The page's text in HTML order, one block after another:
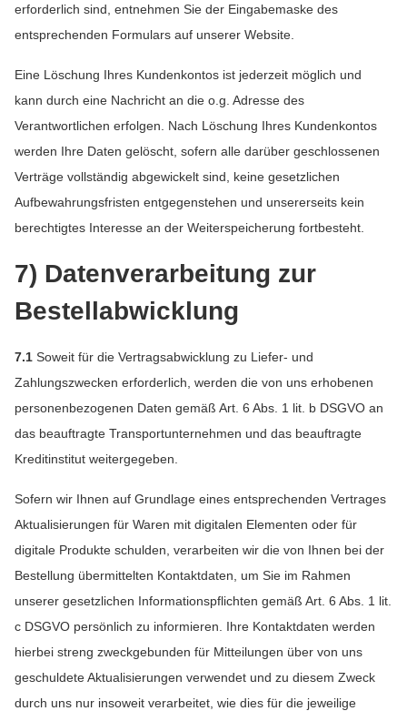
erforderlich sind, entnehmen Sie der Eingabemaske des
entsprechenden Formulars auf unserer Website.
Eine Löschung Ihres Kundenkontos ist jederzeit möglich und
kann durch eine Nachricht an die o.g. Adresse des
Verantwortlichen erfolgen. Nach Löschung Ihres Kundenkontos
werden Ihre Daten gelöscht, sofern alle darüber geschlossenen
Verträge vollständig abgewickelt sind, keine gesetzlichen
Aufbewahrungsfristen entgegenstehen und unsererseits kein
berechtigtes Interesse an der Weiterspeicherung fortbesteht.
7) Datenverarbeitung zur
Bestellabwicklung
7.1 Soweit für die Vertragsabwicklung zu Liefer- und
Zahlungszwecken erforderlich, werden die von uns erhobenen
personenbezogenen Daten gemäß Art. 6 Abs. 1 lit. b DSGVO an
das beauftragte Transportunternehmen und das beauftragte
Kreditinstitut weitergegeben.
Sofern wir Ihnen auf Grundlage eines entsprechenden Vertrages
Aktualisierungen für Waren mit digitalen Elementen oder für
digitale Produkte schulden, verarbeiten wir die von Ihnen bei der
Bestellung übermittelten Kontaktdaten, um Sie im Rahmen
unserer gesetzlichen Informationspflichten gemäß Art. 6 Abs. 1 lit.
c DSGVO persönlich zu informieren. Ihre Kontaktdaten werden
hierbei streng zweckgebunden für Mitteilungen über von uns
geschuldete Aktualisierungen verwendet und zu diesem Zweck
durch uns nur insoweit verarbeitet, wie dies für die jeweilige